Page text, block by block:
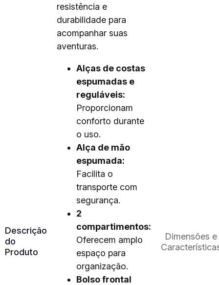
Descrição
do
Produto
resistência e
durabilidade para
acompanhar suas
aventuras.
Alças de costas
espumadas e
reguláveis:
Proporcionam
conforto durante
o uso.
Alça de mão
espumada:
Facilita o
transporte com
segurança.
2
compartimentos:
Oferecem amplo
espaço para
organização.
Bolso frontal
Dimensões e